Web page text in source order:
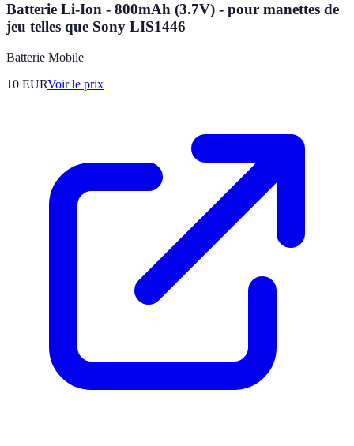
Batterie Li-Ion - 800mAh (3.7V) - pour manettes de
jeu telles que Sony LIS1446
Batterie Mobile
10 EURVoir le prix